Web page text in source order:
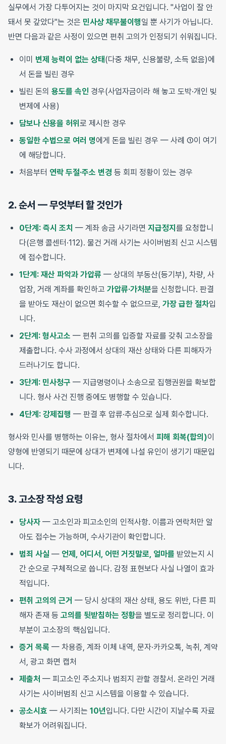
실무에서 가장 다투어지는 것이 마지막 요건입니다. "사업이 잘 안
돼서 못 갚았다"는 것은 민사상 채무불이행일 뿐 사기가 아닙니다.
반면 다음과 같은 사정이 있으면 편취 고의가 인정되기 쉬워집니다.
이미 변제 능력이 없는 상태(다중 채무, 신용불량, 소득 없음)에
서 돈을 빌린 경우
빌린 돈의 용도를 속인 경우(사업자금이라 해 놓고 도박·개인 빚
변제에 사용)
담보나 신용을 허위 로 제시한 경우
동일한 수법으로 여러 명에게 돈을 빌린 경우 — 사례 ①이 여기
에 해당합니다.
처음부터 연락 두절·주소 변경 등 회피 정황이 있는 경우
2. 순서 — 무엇부터 할 것인가
0단계: 즉시 조치 — 계좌 송금 사기라면 지급정지 를 요청합니
다(은행 콜센터·112). 물건 거래 사기는 사이버범죄 신고 시스템
에 접수합니다.
1단계: 재산 파악과 가압류 — 상대의 부동산(등기부), 차량, 사
업장, 거래 계좌를 확인하고 가압류·가처분을 신청합니다. 판결
을 받아도 재산이 없으면 회수할 수 없으므로, 가장 급한 절차입
니다.
2단계: 형사고소 — 편취 고의를 입증할 자료를 갖춰 고소장을
제출합니다. 수사 과정에서 상대의 재산 상태와 다른 피해자가
드러나기도 합니다.
3단계: 민사청구 — 지급명령이나 소송으로 집행권원을 확보합
니다. 형사 사건 진행 중에도 병행할 수 있습니다.
4단계: 강제집행 — 판결 후 압류·추심으로 실제 회수합니다.
형사와 민사를 병행하는 이유는, 형사 절차에서 피해 회복(합의)이
양형에 반영되기 때문에 상대가 변제에 나설 유인이 생기기 때문입
니다.
3. 고소장 작성 요령
당사자 — 고소인과 피고소인의 인적사항. 이름과 연락처만 알
아도 접수는 가능하며, 수사기관이 확인합니다.
범죄 사실 — 언제, 어디서, 어떤 거짓말로, 얼마를 받았는지 시
간 순으로 구체적으로 씁니다. 감정 표현보다 사실 나열이 효과
적입니다.
편취 고의의 근거 — 당시 상대의 재산 상태, 용도 위반, 다른 피
해자 존재 등 고의를 뒷받침하는 정황을 별도로 정리합니다. 이
부분이 고소장의 핵심입니다.
증거 목록 — 차용증, 계좌 이체 내역, 문자·카카오톡, 녹취, 계약
서, 광고 화면 캡처
제출처 — 피고소인 주소지나 범죄지 관할 경찰서. 온라인 거래
사기는 사이버범죄 신고 시스템을 이용할 수 있습니다.
공소시효 — 사기죄는 10년입니다. 다만 시간이 지날수록 자료
확보가 어려워집니다.